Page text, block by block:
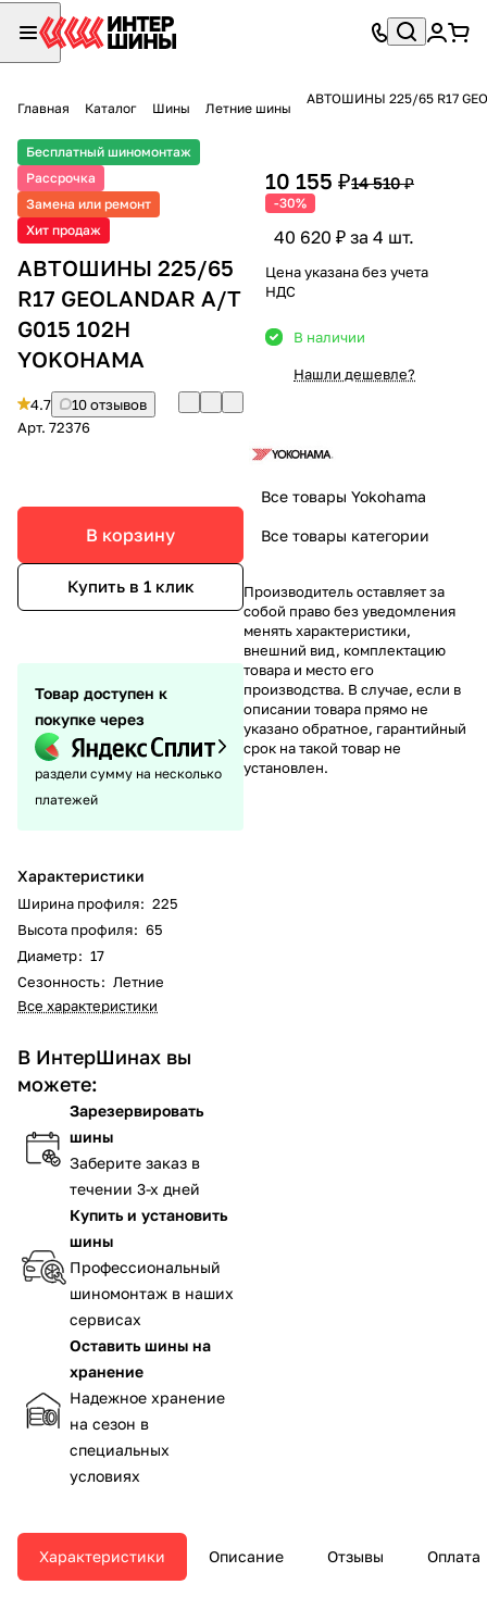
Главная Каталог Шины Летние шины
АВТОШИНЫ 225/65 R17
Бесплатный шиномонтаж
Рассрочка
Замена или ремонт
Хит продаж
АВТОШИНЫ 225/65
R17 GEOLANDAR A/T
G015 102H
YOKOHAMA
4.7
10 отзывов
Арт. 72376
В корзину
Купить в 1 клик
Товар доступен к
покупке через
раздели сумму на несколько
платежей
Характеристики
Ширина профиля: 225
Высота профиля: 65
Диаметр: 17
Сезонность: Летние
Все характеристики
В ИнтерШинах вы
можете:
Зарезервировать
шины
Заберите заказ в
течении 3-х дней
Купить и установить
шины
Профессиональный
шиномонтаж в наших
сервисах
Оставить шины на
хранение
Надежное хранение
на сезон в
специальных
условиях
10 155 ₽14 510 ₽
-30%
40 620 ₽ за 4 шт.
Цена указана без учета
НДС
В наличии
Нашли дешевле?
Все товары Yokohama
Все товары категории
Производитель оставляет за
собой право без уведомления
менять характеристики,
внешний вид, комплектацию
товара и место его
производства. В случае, если в
описании товара прямо не
указано обратное, гарантийный
срок на такой товар не
установлен.
Характеристики Описание Отзывы Оплата